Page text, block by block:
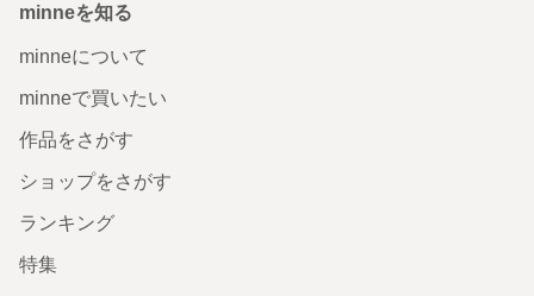
minneを知る
minneについて
minneで買いたい
作品をさがす
ショップをさがす
ランキング
特集